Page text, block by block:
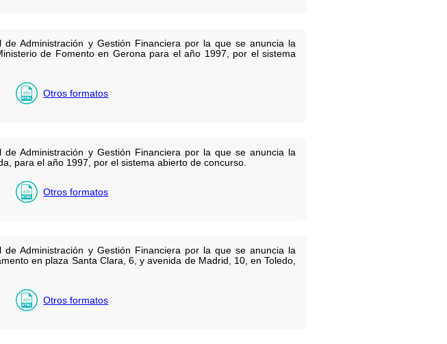
Administración y Gestión Financiera por la que se anuncia la
de Fomento en Gerona para el año 1997, por el sistema
Otros formatos
Administración y Gestión Financiera por la que se anuncia la
para el año 1997, por el sistema abierto de concurso.
Otros formatos
Administración y Gestión Financiera por la que se anuncia la
en plaza Santa Clara, 6, y avenida de Madrid, 10, en Toledo,
Otros formatos